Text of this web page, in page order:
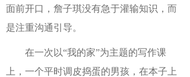
面前开口，詹子琪没有急于灌输知识，而
是注重沟通引导。
在一次以“我的家”为主题的写作课
上，一个平时调皮捣蛋的男孩，在本子上